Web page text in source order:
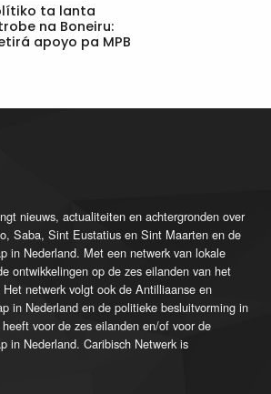
ta lanta
na Boneiru:
apoyo pa MPB
nieuws, actualiteiten en achtergronden over
Saba, Sint Eustatius en Sint Maarten en de
in Nederland. Met een netwerk van lokale
ontwikkelingen op de zes eilanden van het
netwerk volgt ook de Antilliaanse en
in Nederland en de politieke besluitvorming in
voor de zes eilanden en/of voor de
in Nederland. Caribisch Netwerk is